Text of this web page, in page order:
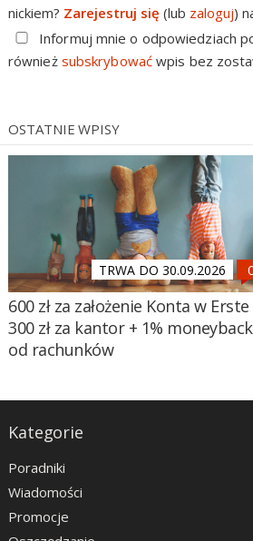
nickiem? Zarejestruj się (lub zaloguj)
Informuj mnie o odpowiedziach
również subskrybowaćwpis bez
OSTATNIE WPISY
TRWA DO 30.09.2026
600 zł za założenie Konta w Erste
300 zł za kantor + 1%
od rachunków
Kategorie
Poradniki
Wiadomości
Promocje